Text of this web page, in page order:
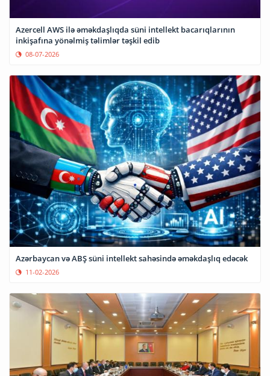
Azercell AWS ilə əməkdaşlıqda süni intellekt bacarıqlarının
inkişafına yönəlmiş təlimlər təşkil edib
08-07-2026
Azərbaycan və ABŞ süni intellekt sahəsində əməkdaşlıq edəcək
11-02-2026